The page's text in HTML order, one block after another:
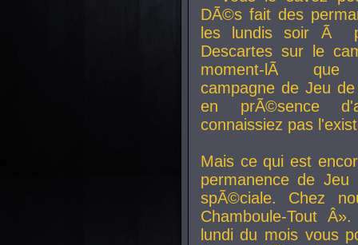
DÃ©s fait des
les lundis soir Ã
Descartes sur le
moment-lÃ que
campagne de Jeu
en prÃ©sence
connaissiez pas
Mais ce qui est
permanence de
spÃ©ciale. Chez
Chamboule-Tout
lundi du mois vous